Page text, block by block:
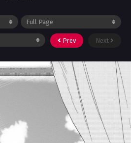
Prev Next